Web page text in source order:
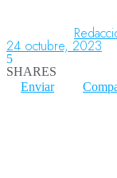
Aeronáutica
Aeropuertos
24 octubre, 2023
5
SHARES
Enviar